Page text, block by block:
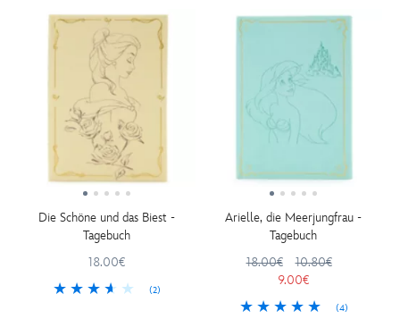
Die Schöne und das Biest -
Tagebuch
18.00€
(2)
Arielle, die Meerjungfrau -
Tagebuch
18.00€
10.80€
9.00€
(4)